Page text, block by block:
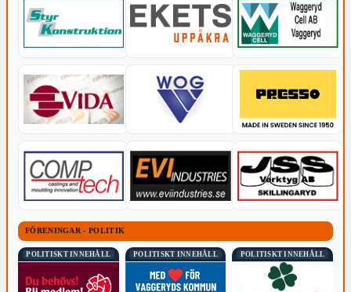
FÖRENINGAR - POLITIK
POLITISKT INNEHÅLL POLITISKT INNEHÅLL POLITISKT INNEHÅLL